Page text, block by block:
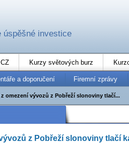
úspěšné investice
Kurzy světových burz
a doporučení Firemní zprávy
z omezení vývozů z Pobřeží slonoviny tlačí...
z Pobřeží slonoviny tlačí